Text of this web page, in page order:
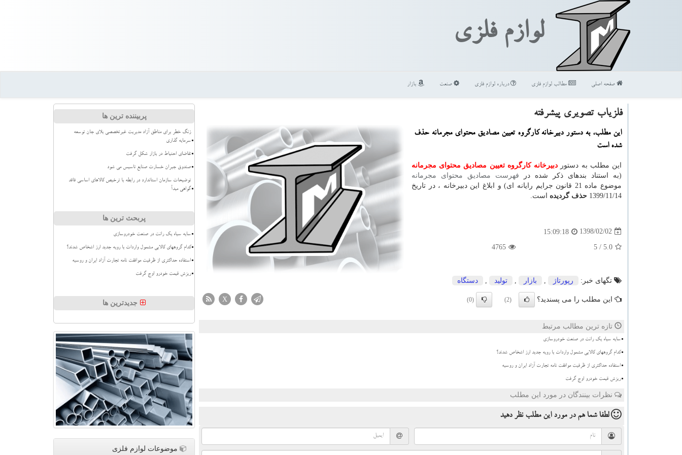
لوازم فلزی
صفحه اصلی مطالب لوازم فلزی درباره لوازم فلزی صنعت بازار
فلزیاب تصویری پیشرفته
این مطلب، به دستور دبیرخانه كارگروه تعیین مصادیق محتوای مجرمانه حذف
شده است
این مطلب به دستور دبیرخانه كارگروه تعیین مصادیق محتوای مجرمانه
(به استناد بندهای ذکر شده در فهرست مصادیق محتوای مجرمانه
موضوع ماده 21 قانون جرایم رایانه ای) و ابلاغ این دبیرخانه ، در تاریخ
1399/11/14 حذف گردیده است.
1398/02/02
15:09:18
5.0
/ 5
4765
تگهای خبر: رپورتاژ بازار تولید دستگاه
این مطلب را می پسندید؟ (2)
(0)
X
تازه ترین مطالب مرتبط
سایه سیاه یک رانت در صنعت خودروسازی
کدام گروههای کالایی مشمول واردات با رویه جدید ارز اشخاص شدند؟
استفاده حداکثری از ظرفیت موافقت نامه تجارت آزاد ایران و روسیه
ریزش قیمت خودرو اوج گرفت
نظرات بینندگان در مورد این مطلب
لطفا شما همدر مورد این مطلب نظر دهید
پربیننده ترین ها
زنگ خطر برای مناطق آزاد مدیریت غیرتخصصی بلای جان توسعه
سرمایه گذاری
تقاضای احتیاط در بازار شکل گرفت
صندوق جبران خسارت صنایع تاسیس می شود
توضیحات سازمان استاندارد در رابطه با ترخیص کالاهای اساسی فاقد
گواهی مبدأ
پربحث ترین ها
سایه سیاه یک رانت در صنعت خودروسازی
کدام گروههای کالایی مشمول واردات با رویه جدید ارز اشخاص شدند؟
استفاده حداکثری از ظرفیت موافقت نامه تجارت آزاد ایران و روسیه
ریزش قیمت خودرو اوج گرفت
جدیدترین ها
موضوعات لوازم فلزی